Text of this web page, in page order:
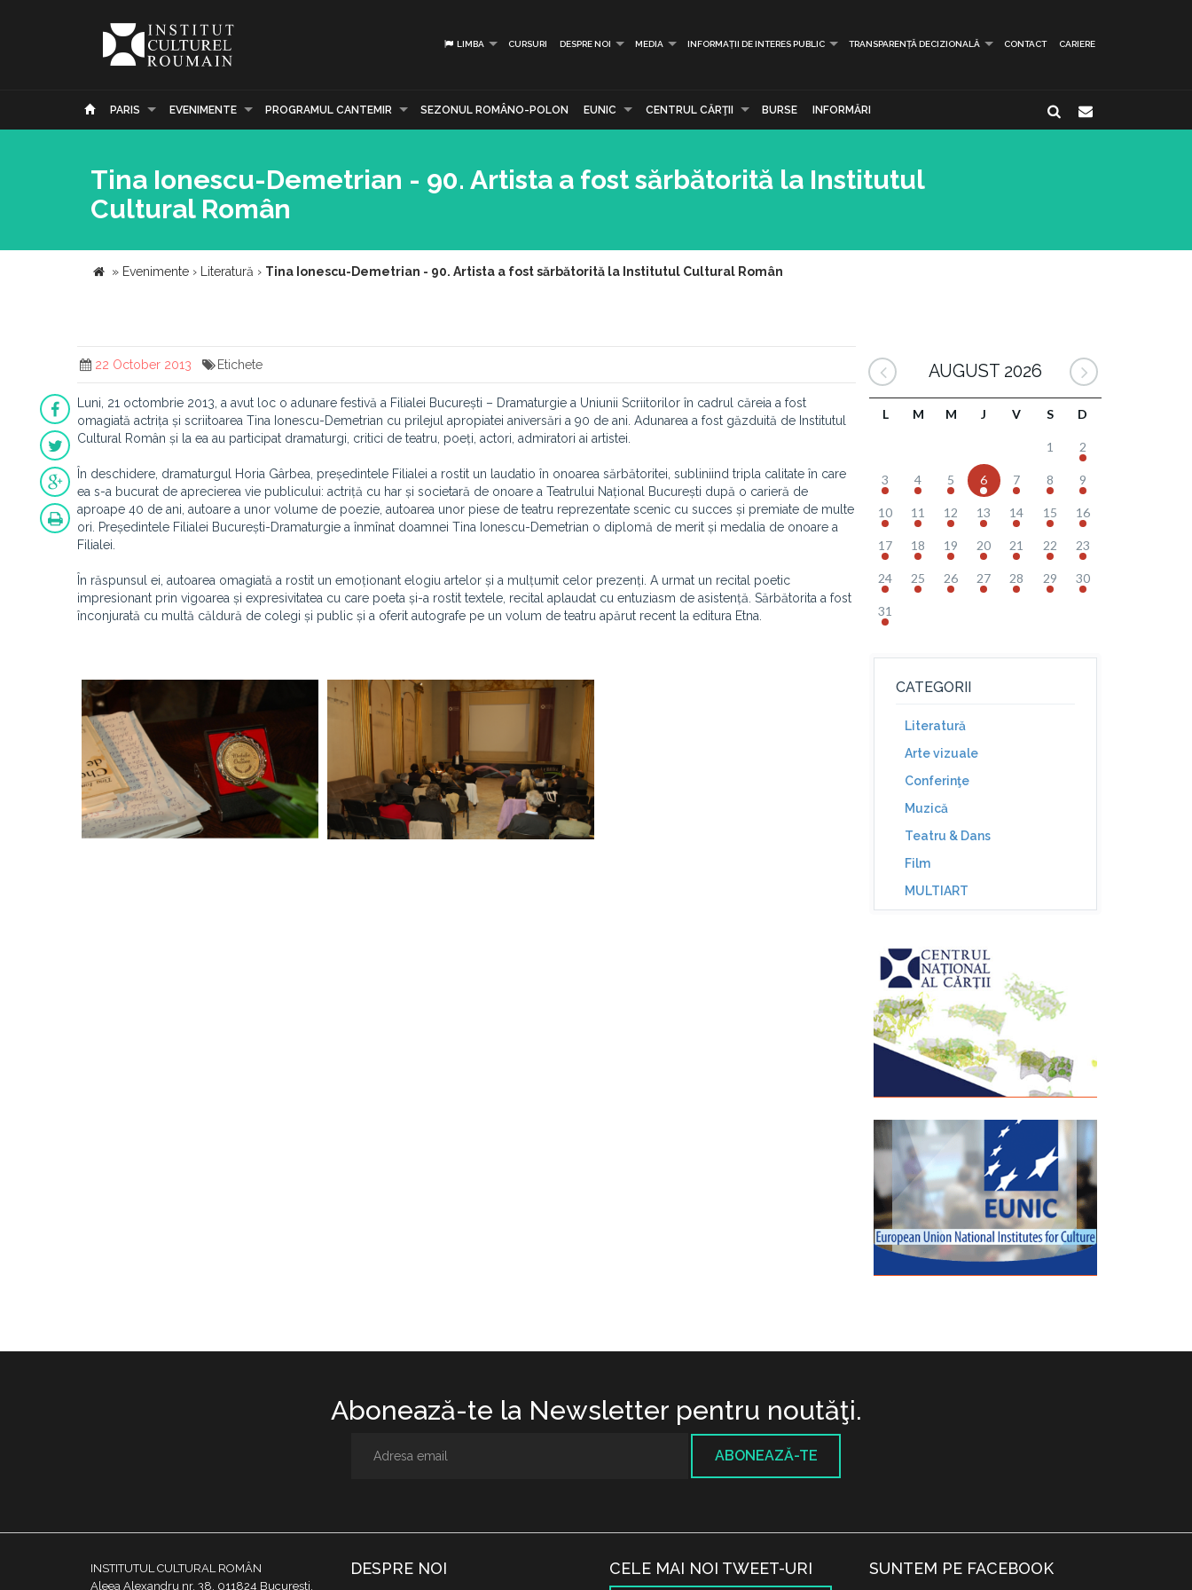
LIMBA CURSURI DESPRE NOI MEDIA INFORMAȚII DE INTERES PUBLIC TRANSPARENȚĂ DECIZIONALĂ CONTACT CARIERE
PARIS EVENIMENTE PROGRAMUL CANTEMIR SEZONUL ROMÂNO-POLON EUNIC CENTRUL CĂRŢII BURSE INFORMĂRI
Tina Ionescu-Demetrian - 90. Artista a fost sărbătorită la Institutul
Cultural Român
» Evenimente › Literatură › Tina Ionescu-Demetrian - 90. Artista a fost sărbătorită la Institutul Cultural Român
22 October 2013 Etichete
Luni, 21 octombrie 2013, a avut loc o adunare festivă a Filialei București – Dramaturgie a Uniunii Scriitorilor în cadrul căreia a fost
omagiată actrița și scriitoarea Tina Ionescu-Demetrian cu prilejul apropiatei aniversări a 90 de ani. Adunarea a fost găzduită de Institutul
Cultural Român și la ea au participat dramaturgi, critici de teatru, poeți, actori, admiratori ai artistei.
În deschidere, dramaturgul Horia Gârbea, președintele Filialei a rostit un laudatio în onoarea sărbătoritei, subliniind tripla calitate în care
ea s-a bucurat de aprecierea vie publicului: actriță cu har și societară de onoare a Teatrului Național București după o carieră de
aproape 40 de ani, autoare a unor volume de poezie, autoarea unor piese de teatru reprezentate scenic cu succes și premiate de multe
ori. Președintele Filialei București-Dramaturgie a înmînat doamnei Tina Ionescu-Demetrian o diplomă de merit și medalia de onoare a
Filialei.
În răspunsul ei, autoarea omagiată a rostit un emoționant elogiu artelor și a mulțumit celor prezenți. A urmat un recital poetic
impresionant prin vigoarea și expresivitatea cu care poeta și-a rostit textele, recital aplaudat cu entuziasm de asistență. Sărbătorita a fost
înconjurată cu multă căldură de colegi și public și a oferit autografe pe un volum de teatru apărut recent la editura Etna.
AUGUST 2026
L M M J V S D
1 2
3 4 5 6 7 8 9
10 11 12 13 14 15 16
17 18 19 20 21 22 23
24 25 26 27 28 29 30
31
CATEGORII
Literatură
Arte vizuale
Conferinţe
Muzică
Teatru & Dans
Film
MULTIART
Abonează-te la Newsletter pentru noutăţi.
ABONEAZĂ-TE
INSTITUTUL CULTURAL ROMÂN
Aleea Alexandru nr. 38, 011824 București,
DESPRE NOI CELE MAI NOI TWEET-URI SUNTEM PE FACEBOOK